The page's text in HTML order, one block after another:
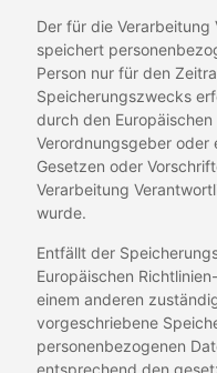
Der für die
speichert
Person nur für den
Speicherungszwecks
durch den
Verordnungsgeber oder
Gesetzen oder
Verarbeitung
wurde.
Entfällt der
Europäischen
einem anderen
vorgeschriebene
personenbezogenen